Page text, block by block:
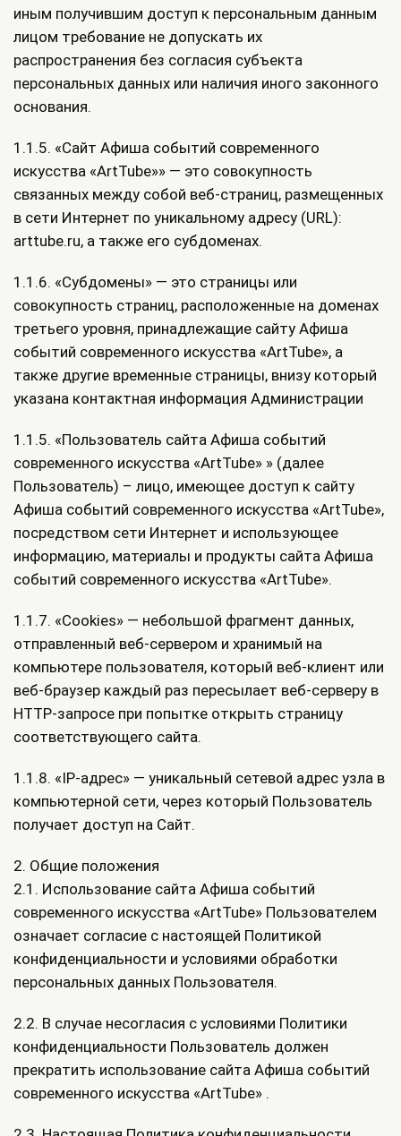
иным получившим доступ к персональным данным
лицом требование не допускать их
распространения без согласия субъекта
персональных данных или наличия иного законного
основания.
1.1.5. «Сайт Афиша событий современного
искусства «ArtTube»» — это совокупность
связанных между собой веб-страниц, размещенных
в сети Интернет по уникальному адресу (URL):
arttube.ru, а также его субдоменах.
1.1.6. «Субдомены» — это страницы или
совокупность страниц, расположенные на доменах
третьего уровня, принадлежащие сайту Афиша
событий современного искусства «ArtTube», а
также другие временные страницы, внизу который
указана контактная информация Администрации
1.1.5. «Пользователь сайта Афиша событий
современного искусства «ArtTube» » (далее
Пользователь) – лицо, имеющее доступ к сайту
Афиша событий современного искусства «ArtTube»,
посредством сети Интернет и использующее
информацию, материалы и продукты сайта Афиша
событий современного искусства «ArtTube».
1.1.7. «Cookies» — небольшой фрагмент данных,
отправленный веб-сервером и хранимый на
компьютере пользователя, который веб-клиент или
веб-браузер каждый раз пересылает веб-серверу в
HTTP-запросе при попытке открыть страницу
соответствующего сайта.
1.1.8. «IP-адрес» — уникальный сетевой адрес узла в
компьютерной сети, через который Пользователь
получает доступ на Сайт.
2. Общие положения
2.1. Использование сайта Афиша событий
современного искусства «ArtTube» Пользователем
означает согласие с настоящей Политикой
конфиденциальности и условиями обработки
персональных данных Пользователя.
2.2. В случае несогласия с условиями Политики
конфиденциальности Пользователь должен
прекратить использование сайта Афиша событий
современного искусства «ArtTube» .